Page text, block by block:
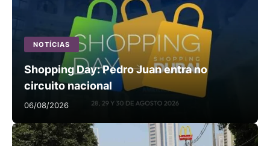
NOTÍCIAS
Shopping Day: Pedro Juan entra no
circuito nacional
06/08/2026